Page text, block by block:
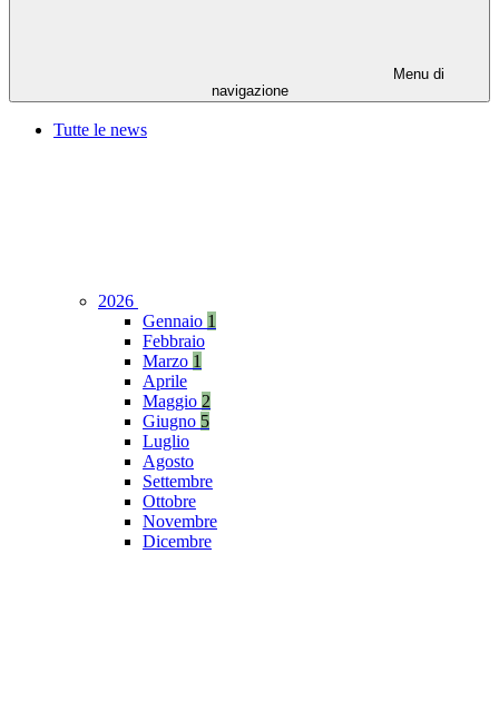
Menu di
navigazione
Tutte le news
2026
Gennaio 1
Febbraio
Marzo 1
Aprile
Maggio 2
Giugno 5
Luglio
Agosto
Settembre
Ottobre
Novembre
Dicembre